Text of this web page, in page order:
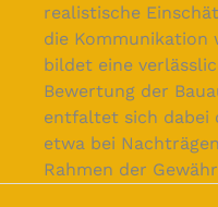
realistische
die Kommunikation
bildet eine
Bewertung der
entfaltet sich dabei
etwa bei
Rahmen der